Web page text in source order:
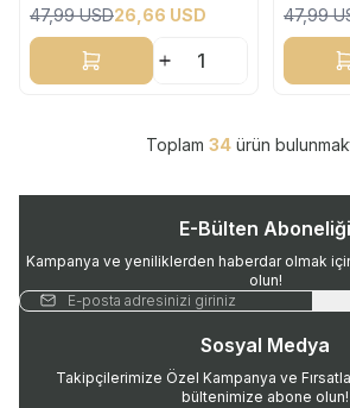
47,99USD26,66 USD
Sepete Ekle
47,99
Toplam 34ürün
E-Bülten Aboneliği
Kampanya ve yeniliklerden haberdar olmak
olun!
Sosyal Medya
Takipçilerimize Özel Kampanya ve
bültenimize abone olun!